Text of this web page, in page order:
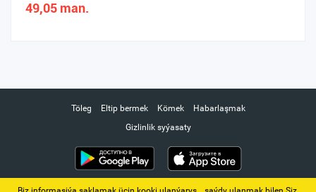
49,05 man.
Töleg Eltip bermek Kömek
Habarlaşmak
Gizlinlik syýasaty